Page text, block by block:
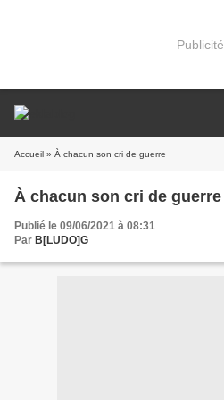
Publicité
Accueil » À chacun son cri de guerre
À chacun son cri de guerre
Publié le 09/06/2021 à 08:31
Par B[LUDO]G